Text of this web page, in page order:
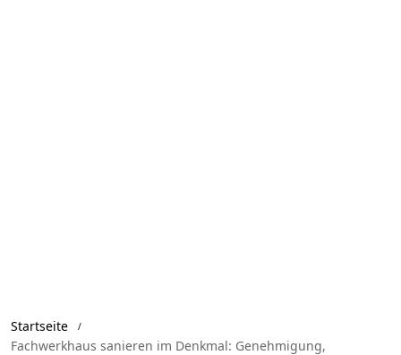
Startseite
Fachwerkhaus sanieren im Denkmal: Genehmigung,